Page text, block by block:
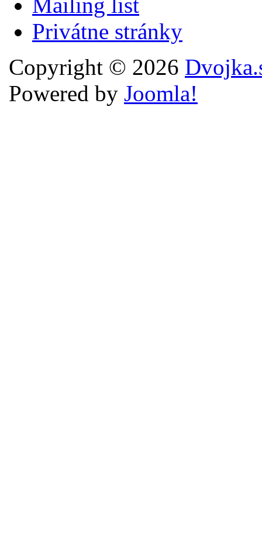
Mailing list
Privátne stránky
Copyright © 2026
Powered by Joomla!